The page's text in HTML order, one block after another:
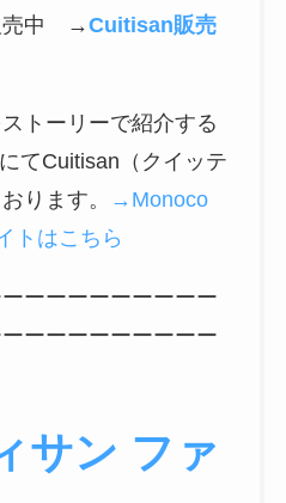
売中 →Cuitisan販売
トーリーで紹介する
にてCuitisan（クイッテ
ります。
→Monoco
トはこちら
ーーーーーーーーー
ーーーーーーーーー
サン ファ